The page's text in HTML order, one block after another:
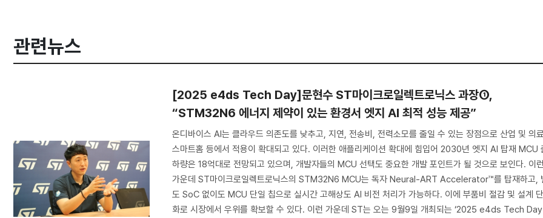
관련뉴스
[2025 e4ds Tech Day]문현수 ST마이크로일렉트로닉스 과장①,
“STM32N6 에너지 제약이 있는 환경서 엣지 AI 최적 성능 제공”
온디바이스 AI는 클라우드 의존도를 낮추고, 지연, 전송비, 전력소모를 줄일 수 있는 장점으로 산업 및 의
스마트홈 등에서 적용이 확대되고 있다. 이러한 애플리케이션 확대에 힘입어 2030년 엣지 AI 탑재 MCU
하량은 18억대로 전망되고 있으며, 개발자들의 MCU 선택도 중요한 개발 포인트가 될 것으로 보인다. 이런
가운데 ST마이크로일렉트로닉스의 STM32N6 MCU는 독자 Neural-ART Accelerator™를 탑재하고,
도 SoC 없이도 MCU 단일 칩으로 실시간 고해상도 AI 비전 처리가 가능하다. 이에 부품비 절감 및 설계
화로 시장에서 우위를 확보할 수 있다. 이런 가운데 ST는 오는 9월9일 개최되는 ‘2025 e4ds Tech